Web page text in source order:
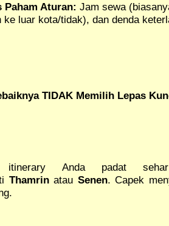
Paham Aturan: Jam sewa
ke luar kota/tidak), dan denda
TIDAK Memilih Lepas
itinerary Anda padat
Thamrinatau Senen. Capek